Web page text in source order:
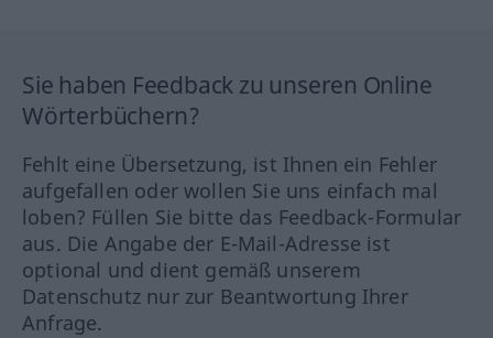
Sie haben Feedback zu unseren Online
Wörterbüchern?
Fehlt eine Übersetzung, ist Ihnen ein Fehler
aufgefallen oder wollen Sie uns einfach mal
loben? Füllen Sie bitte das Feedback-Formular
aus. Die Angabe der E-Mail-Adresse ist
optional und dient gemäß unserem
Datenschutz nur zur Beantwortung Ihrer
Anfrage.